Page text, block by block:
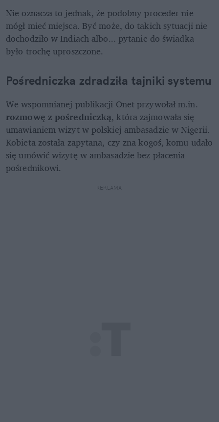
Nie oznacza to jednak, że podobny proceder nie
mógł mieć miejsca. Być może, do takich sytuacji nie
dochodziło w Indiach albo... pytanie do świadka
było trochę uproszczone.
Pośredniczka zdradziła tajniki systemu
rozmowę z pośredniczką, która zajmowała się
umawianiem wizyt w polskiej ambasadzie w Nigerii.
Kobieta została zapytana, czy zna kogoś, komu udało
się umówić wizytę w ambasadzie bez płacenia
pośrednikowi.
REKLAMA